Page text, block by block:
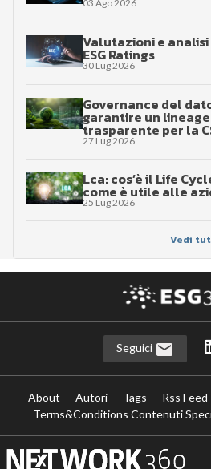
03 Ago 2026
Valutazioni e analisi
ESG Ratings
30 Lug 2026
Governance del
garantire un
trasparente per la
27 Lug 2026
Lca: cos’è il Life
come è utile alle
25 Lug 2026
Vedi
Seguici
About Autori Tags Rss Feed
Terms&Conditions Contenuti